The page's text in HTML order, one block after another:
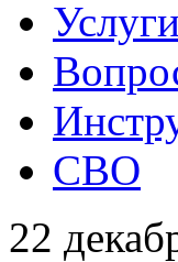
Услуги
СВО
22